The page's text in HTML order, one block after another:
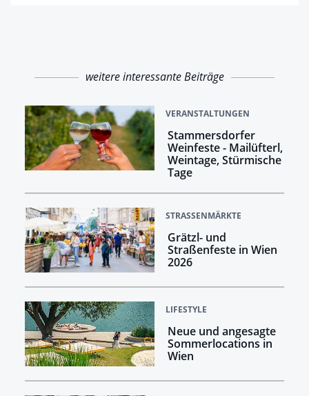
weitere interessante Beiträge
VERANSTALTUNGEN
Stammersdorfer
Weinfeste - Mailüfterl,
Weintage, Stürmische
Tage
STRASSENMÄRKTE
Grätzl- und
Straßenfeste in Wien
2026
LIFESTYLE
Neue und angesagte
Sommerlocations in
Wien